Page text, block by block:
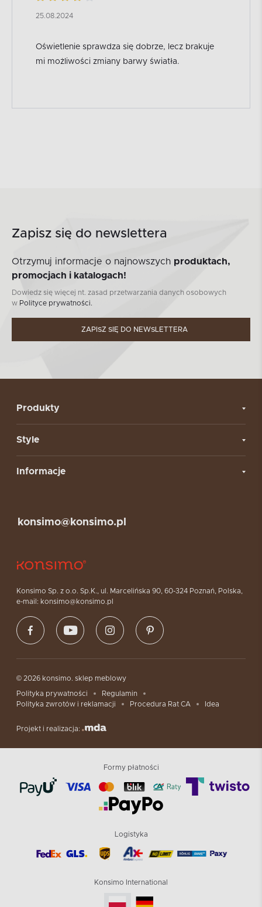
25.08.2024
Oświetlenie sprawdza się dobrze, lecz brakuje
mi możliwości zmiany barwy światła.
Zapisz się do newslettera
Otrzymuj informacje o najnowszych produktach,
promocjach i katalogach!
Dowiedz się więcej nt. zasad przetwarzania danych osobowych
w Polityce prywatności.
ZAPISZ SIĘ DO NEWSLETTERA
Produkty
Style
Informacje
Konsimo Sp. z o.o. Sp.K., ul. Marcelińska 90, 60-324 Poznań, Polska,
e-mail: konsimo@konsimo.pl
konsimo@konsimo.pl
© 2026 konsimo. sklep meblowy
Polityka prywatności
Regulamin
Polityka zwrotów i reklamacji
Procedura Rat CA Idea
Projekt i realizacja:
Formy płatności
Logistyka
Konsimo International